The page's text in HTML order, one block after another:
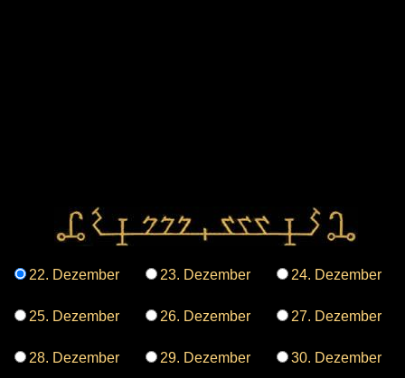
22. Dezember 23. Dezember 24. Dezember
25. Dezember 26. Dezember 27. Dezember
28. Dezember 29. Dezember 30. Dezember